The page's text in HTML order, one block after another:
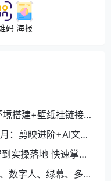
码 海报
搭建+壁纸挂链接
：剪映进阶+AI文案
实操落地 快速掌握
数字人、绿幕、多种